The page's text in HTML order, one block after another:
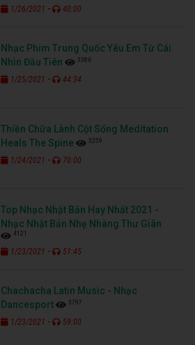
1/26/2021 - 40:00
Nhạc Phim Trung Quốc Yêu Em Từ Cái
Nhìn Đầu Tiên
3386
1/25/2021 - 44:34
Thiền Chữa Lành Cột Sống Meditation
Heals The Spine
3259
1/24/2021 - 70:00
Top Nhạc Nhật Bản Hay Nhất 2021 -
Nhạc Nhật Bản Nhẹ Nhàng Thư Giãn
4121
1/23/2021 - 51:45
Chachacha Latin Music - Nhạc
Dancesport
3797
1/23/2021 - 59:00